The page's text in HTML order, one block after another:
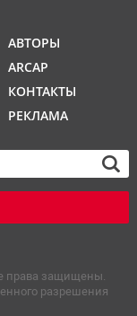
АВТОРЫ
ARCAP
КОНТАКТЫ
РЕКЛАМА
права защищены.
разрешения